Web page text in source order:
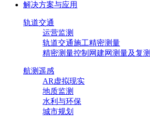
解决方案与应用
轨道交通
运营监测
轨道交通施工精密测量
精密测量控制网建网测量及复测
航测遥感
AR虚拟现实
地质监测
水利与环保
城市规划